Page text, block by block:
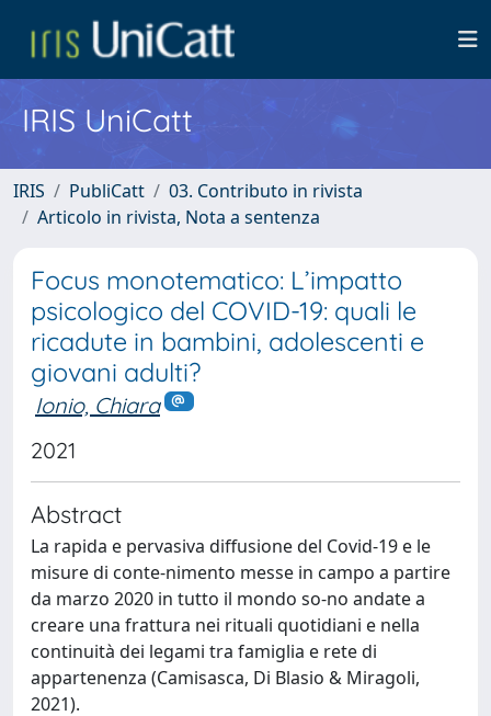
IRIS UniCatt
IRIS PubliCatt
03. Contributo in rivista
Articolo in rivista, Nota a sentenza
Focus monotematico: L’impatto
psicologico del COVID-19: quali le
ricadute in bambini, adolescenti e
giovani adulti?
Ionio, Chiara
2021
Abstract
La rapida e pervasiva diffusione del Covid-19 e le
misure di conte-nimento messe in campo a partire
da marzo 2020 in tutto il mondo so-no andate a
creare una frattura nei rituali quotidiani e nella
continuità dei legami tra famiglia e rete di
appartenenza (Camisasca, Di Blasio & Miragoli,
2021).